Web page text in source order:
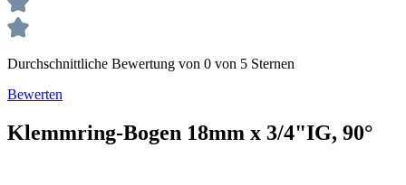
Durchschnittliche Bewertung von 0 von 5 Sternen
Bewerten
Klemmring-Bogen 18mm x 3/4"IG, 90°